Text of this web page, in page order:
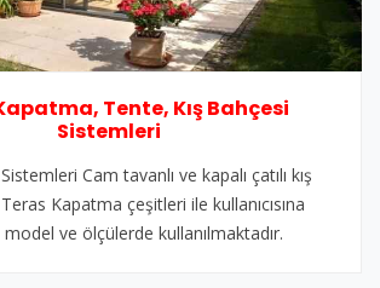
Tente, Kış Bahçesi
Sistemleri
Cam tavanlı ve kapalı çatılı kış
Kapatma çeşitleri ile kullanıcısına
ve ölçülerde kullanılmaktadır.